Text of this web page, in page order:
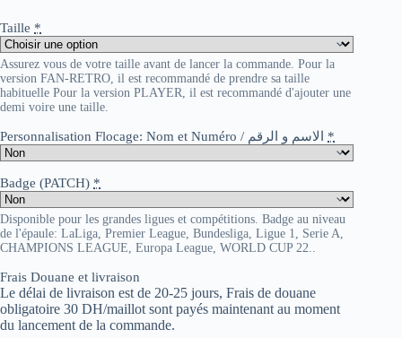
Taille *
Assurez vous de votre taille avant de lancer la commande. Pour la
version FAN-RETRO, il est recommandé de prendre sa taille
habituelle Pour la version PLAYER, il est recommandé d'ajouter une
demi voire une taille.
Personnalisation Flocage: Nom et Numéro / الاسم و الرقم *
Badge (PATCH) *
Disponible pour les grandes ligues et compétitions. Badge au niveau
de l'épaule: LaLiga, Premier League, Bundesliga, Ligue 1, Serie A,
CHAMPIONS LEAGUE, Europa League, WORLD CUP 22..
Frais Douane et livraison
Le délai de livraison est de 20-25 jours, Frais de douane
obligatoire 30 DH/maillot sont payés maintenant au moment
du lancement de la commande.